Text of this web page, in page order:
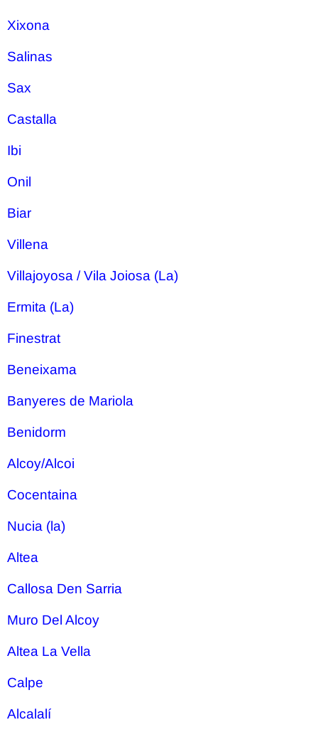
Xixona
Salinas
Sax
Castalla
Ibi
Onil
Biar
Villena
Villajoyosa / Vila Joiosa (La)
Ermita (La)
Finestrat
Beneixama
Banyeres de Mariola
Benidorm
Alcoy/Alcoi
Cocentaina
Nucia (la)
Altea
Callosa Den Sarria
Muro Del Alcoy
Altea La Vella
Calpe
Alcalalí